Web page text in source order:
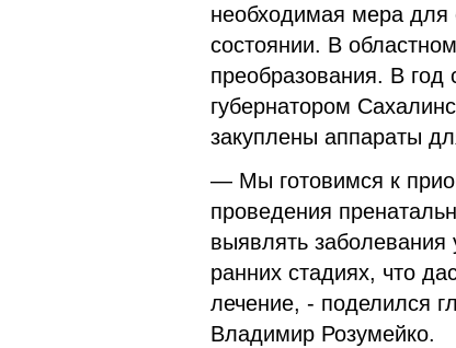
необходимая мера для
состоянии. В
преобразования. В год
губернатором
закуплены аппараты
— Мы готовимся к
проведения
выявлять
ранних стадиях, что
лечение, - поделился
Владимир Розумейко.